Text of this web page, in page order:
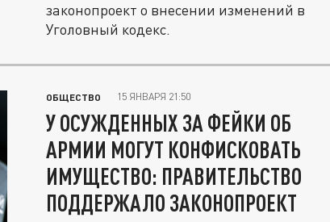
законопроект о внесении изменений в
Уголовный кодекс.
ОБЩЕСТВО 15 ЯНВАРЯ 21:50
У ОСУЖДЕННЫХ ЗА ФЕЙКИ ОБ
АРМИИ МОГУТ КОНФИСКОВАТЬ
ИМУЩЕСТВО: ПРАВИТЕЛЬСТВО
ПОДДЕРЖАЛО ЗАКОНОПРОЕКТ